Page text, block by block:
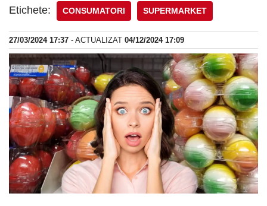
Etichete: CONSUMATORI SUPERMARKET
27/03/2024 17:37 - ACTUALIZAT 04/12/2024 17:09